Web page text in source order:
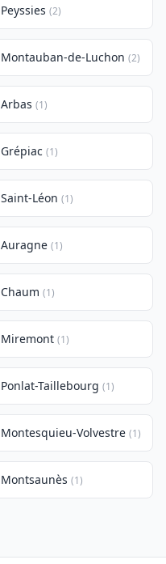
Peyssies (2)
Montauban-de-Luchon (2)
Arbas (1)
Grépiac (1)
Saint-Léon (1)
Auragne (1)
Chaum (1)
Miremont (1)
Ponlat-Taillebourg (1)
Montesquieu-Volvestre (1)
Montsaunès (1)